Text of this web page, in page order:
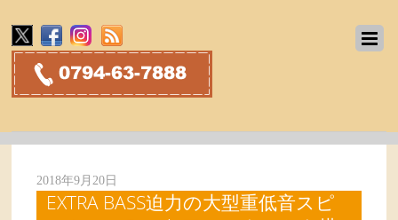
2018年9月20日
EXTRA BASS迫力の大型重低音スピ